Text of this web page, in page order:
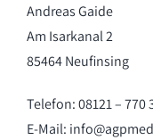
Andreas Gaide
Am Isarkanal 2
85464 Neufinsing
Telefon: 08121 – 770
E-Mail: